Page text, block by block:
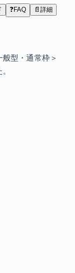
❓FAQ 📄 詳細
型・通常枠＞